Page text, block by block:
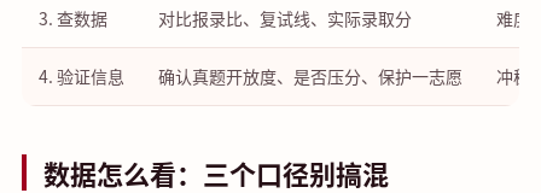
3. 查数据 对比报录比、复试线、实际录取分 难度
4. 验证信息 确认真题开放度、是否压分、保护一志愿 冲稳
数据怎么看：三个口径别搞混